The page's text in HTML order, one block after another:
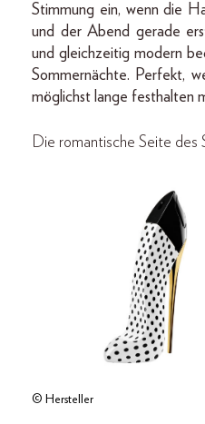
Stimmung ein, wenn die
und der Abend gerade
und gleichzeitig modern
Sommernächte. Perfekt,
möglichst lange festhalten
Die romantische Seite des
© Hersteller